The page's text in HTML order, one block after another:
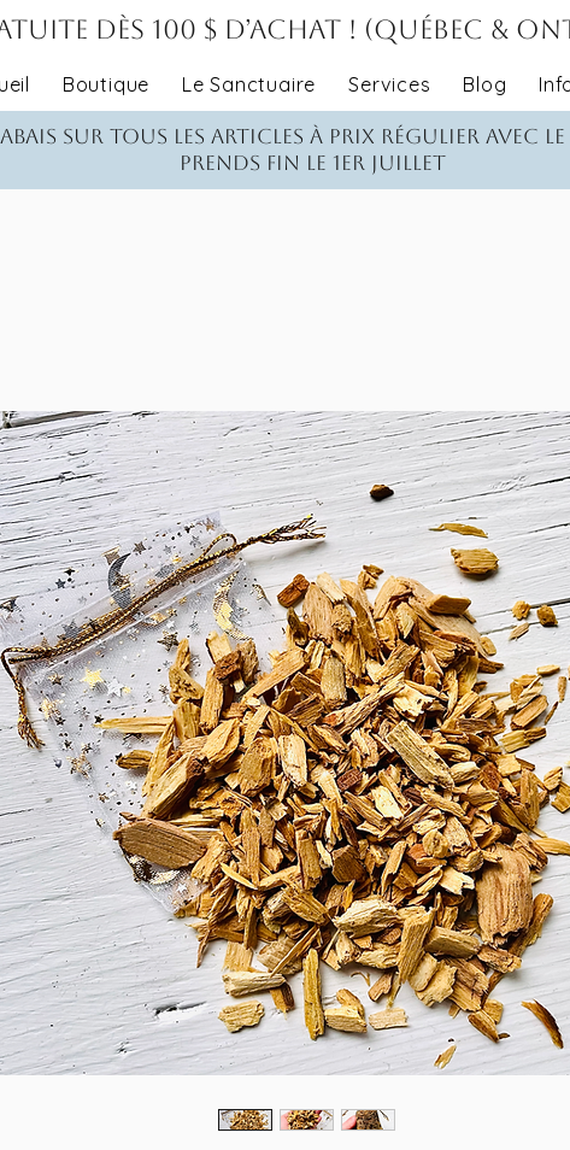
dès 100 $ d’achat ! (Québec &
Boutique Le Sanctuaire Services Blog
sur tous les articles à prix régulier avec le
Prends fin le 1er juillet